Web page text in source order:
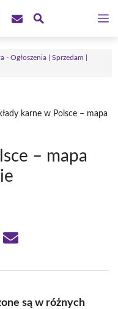
- Ogłoszenia | Sprzedam |
karne w Polsce – mapa
– mapa
Share
są w różnych